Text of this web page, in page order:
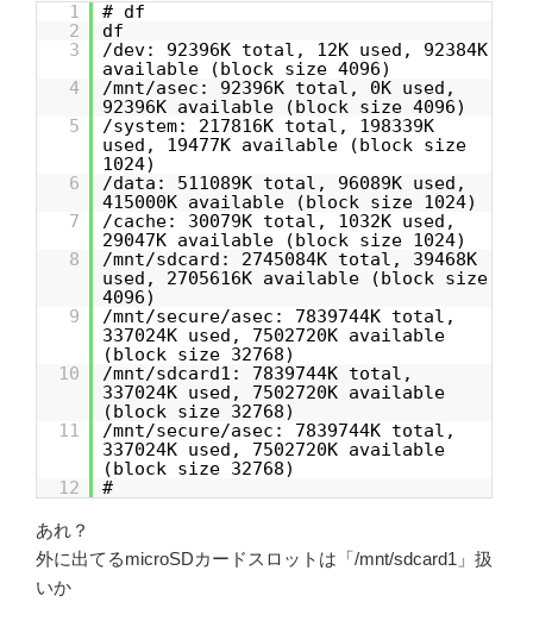
1
# df
2
df
3
/dev: 92396K total, 12K used, 92384K
available (block size 4096)
4
/mnt/asec: 92396K total, 0K used,
92396K available (block size 4096)
5
/system: 217816K total, 198339K
used, 19477K available (block size
1024)
6
/data: 511089K total, 96089K used,
415000K available (block size 1024)
7
/cache: 30079K total, 1032K used,
29047K available (block size 1024)
8
/mnt/sdcard: 2745084K total, 39468K
used, 2705616K available (block size
4096)
9
/mnt/secure/asec: 7839744K total,
337024K used, 7502720K available
(block size 32768)
10
/mnt/sdcard1: 7839744K total,
337024K used, 7502720K available
(block size 32768)
11
/mnt/secure/asec: 7839744K total,
337024K used, 7502720K available
(block size 32768)
12
#
あれ？
外に出てるmicroSDカードスロットは「/mnt/sdcard1」扱
いか